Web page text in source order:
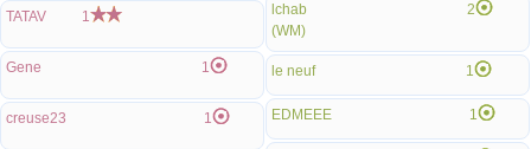
TATAV 1
Gene 1
creuse23 1
lchab
(WM)
2
le neuf 1
EDMEEE 1